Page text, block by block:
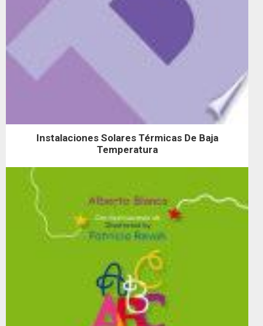
Instalaciones Solares Térmicas De Baja
Temperatura